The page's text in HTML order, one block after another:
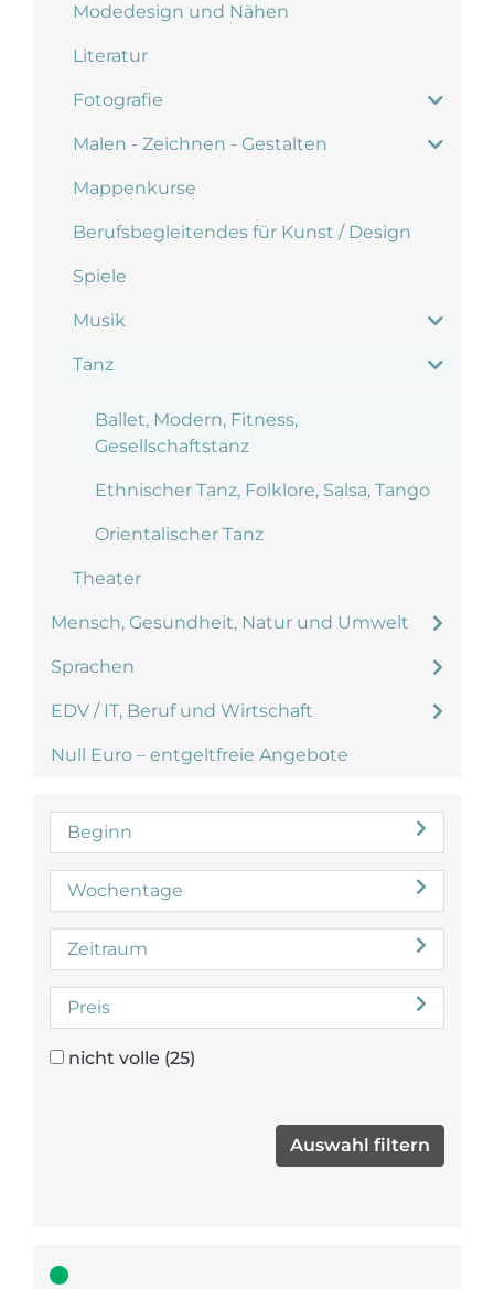
Modedesign und Nähen
Literatur
Fotografie
Malen - Zeichnen - Gestalten
Mappenkurse
Berufsbegleitendes für Kunst / Design
Spiele
Musik
Tanz
Ballet, Modern, Fitness,
Gesellschaftstanz
Ethnischer Tanz, Folklore, Salsa, Tango
Orientalischer Tanz
Theater
Mensch, Gesundheit, Natur und Umwelt
Sprachen
EDV / IT, Beruf und Wirtschaft
Null Euro – entgeltfreie Angebote
Beginn
Wochentage
Zeitraum
Preis
nicht volle (25)